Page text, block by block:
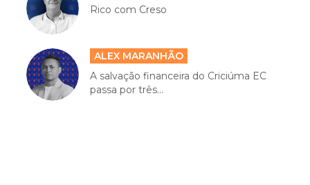
Rico com Creso
ALEX MARANHÃO
A salvação financeira do Criciúma EC
passa por três...